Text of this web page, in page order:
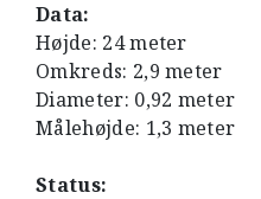
Data:
Højde: 24 meter
Omkreds: 2,9 meter
Diameter: 0,92 meter
Målehøjde: 1,3 meter
Status: